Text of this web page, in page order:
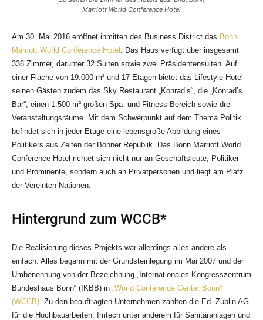
Marriott World Conference Hotel
Am 30. Mai 2016 eröffnet inmitten des Business District das Bonn
Marriott World Conference Hotel
. Das Haus verfügt über insgesamt
336 Zimmer, darunter 32 Suiten sowie zwei Präsidentensuiten. Auf
einer Fläche von 19.000 m² und 17 Etagen bietet das Lifestyle-Hotel
seinen Gästen zudem das Sky Restaurant „Konrad’s“, die „Konrad’s
Bar“, einen 1.500 m² großen Spa- und Fitness-Bereich sowie drei
Veranstaltungsräume. Mit dem Schwerpunkt auf dem Thema Politik
befindet sich in jeder Etage eine lebensgroße Abbildung eines
Politikers aus Zeiten der Bonner Republik. Das Bonn Marriott World
Conference Hotel richtet sich nicht nur an Geschäftsleute, Politiker
und Prominente, sondern auch an Privatpersonen und liegt am Platz
der Vereinten Nationen.
Hintergrund zum WCCB*
Die Realisierung dieses Projekts war allerdings alles andere als
einfach. Alles begann mit der Grundsteinlegung im Mai 2007 und der
Umbenennung von der Bezeichnung „Internationales Kongresszentrum
Bundeshaus Bonn“ (IKBB) in „World Conference Center Bonn“
(WCCB) . Zu den beauftragten Unternehmen zählten die Ed. Züblin AG
für die Hochbauarbeiten, Imtech unter anderem für Sanitäranlagen und